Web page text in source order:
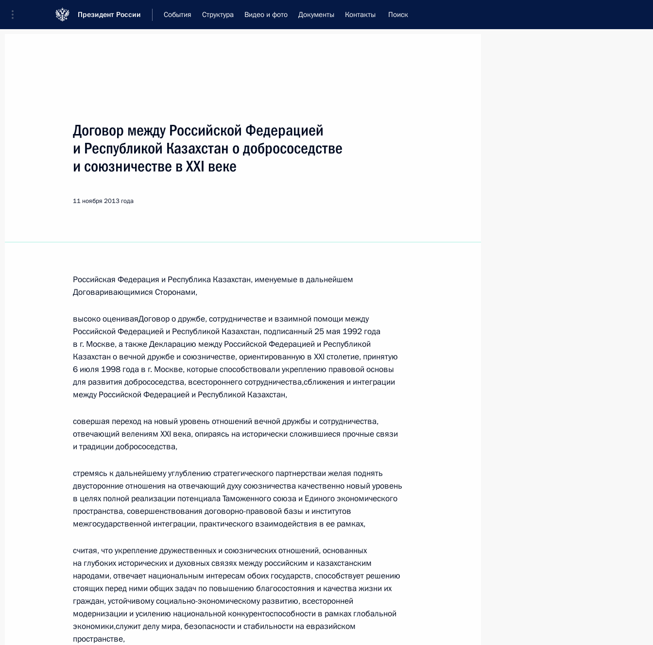
Президент России События Структура Видео и фото Документы Контакты Поиск
Совещание с членами Совета Безопасности
премьером – полпредом
Президента в ДФО Юрием
6 августа 2026 года, 13:45
Центризбиркома Эллой
5 августа 2026 года, 18:15
Президент России
Договор между Российской Федерацией
и Республикой Казахстан о добрососедстве
и союзничестве в XXI веке
11 ноября 2013 года
Российская Федерация и Республика Казахстан, именуемые в дальнейшем
Договаривающимися Сторонами,
высоко оцениваяДоговор о дружбе, сотрудничестве и взаимной помощи между
Российской Федерацией и Республикой Казахстан, подписанный 25 мая 1992 года
в г. Москве, а также Декларацию между Российской Федерацией и Республикой
Казахстан о вечной дружбе и союзничестве, ориентированную в XXI столетие, принятую
6 июля 1998 года в г. Москве, которые способствовали укреплению правовой основы
для развития добрососедства, всестороннего сотрудничества,сближения и интеграции
между Российской Федерацией и Республикой Казахстан,
совершая переход на новый уровень отношений вечной дружбы и сотрудничества,
отвечающий велениям XXI века, опираясь на исторически сложившиеся прочные связи
и традиции добрососедства,
стремясь к дальнейшему углублению стратегического партнерстваи желая поднять
двусторонние отношения на отвечающий духу союзничества качественно новый уровень
в целях полной реализации потенциала Таможенного союза и Единого экономического
пространства, совершенствования договорно-правовой базы и институтов
межгосударственной интеграции, практического взаимодействия в ее рамках,
считая, что укрепление дружественных и союзнических отношений, основанных
на глубоких исторических и духовных связях между российским и казахстанским
народами, отвечает национальным интересам обоих государств, способствует решению
стоящих перед ними общих задач по повышению благосостояния и качества жизни их
граждан, устойчивому социально-экономическому развитию, всесторонней
модернизации и усилению национальной конкурентоспособности в рамках глобальной
экономики,служит делу мира, безопасности и стабильности на евразийском
пространстве,